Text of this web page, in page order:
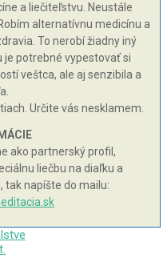
a liečiteľstvu. Neustále
alternatívnu medicínu a
To nerobí žiadny iný
je potrebné vypestovať si
veštca, ale aj senzibila a
Určite vás nesklamem.
ako partnerský profil,
liečbu na diaľku a
tak napíšte do mailu: